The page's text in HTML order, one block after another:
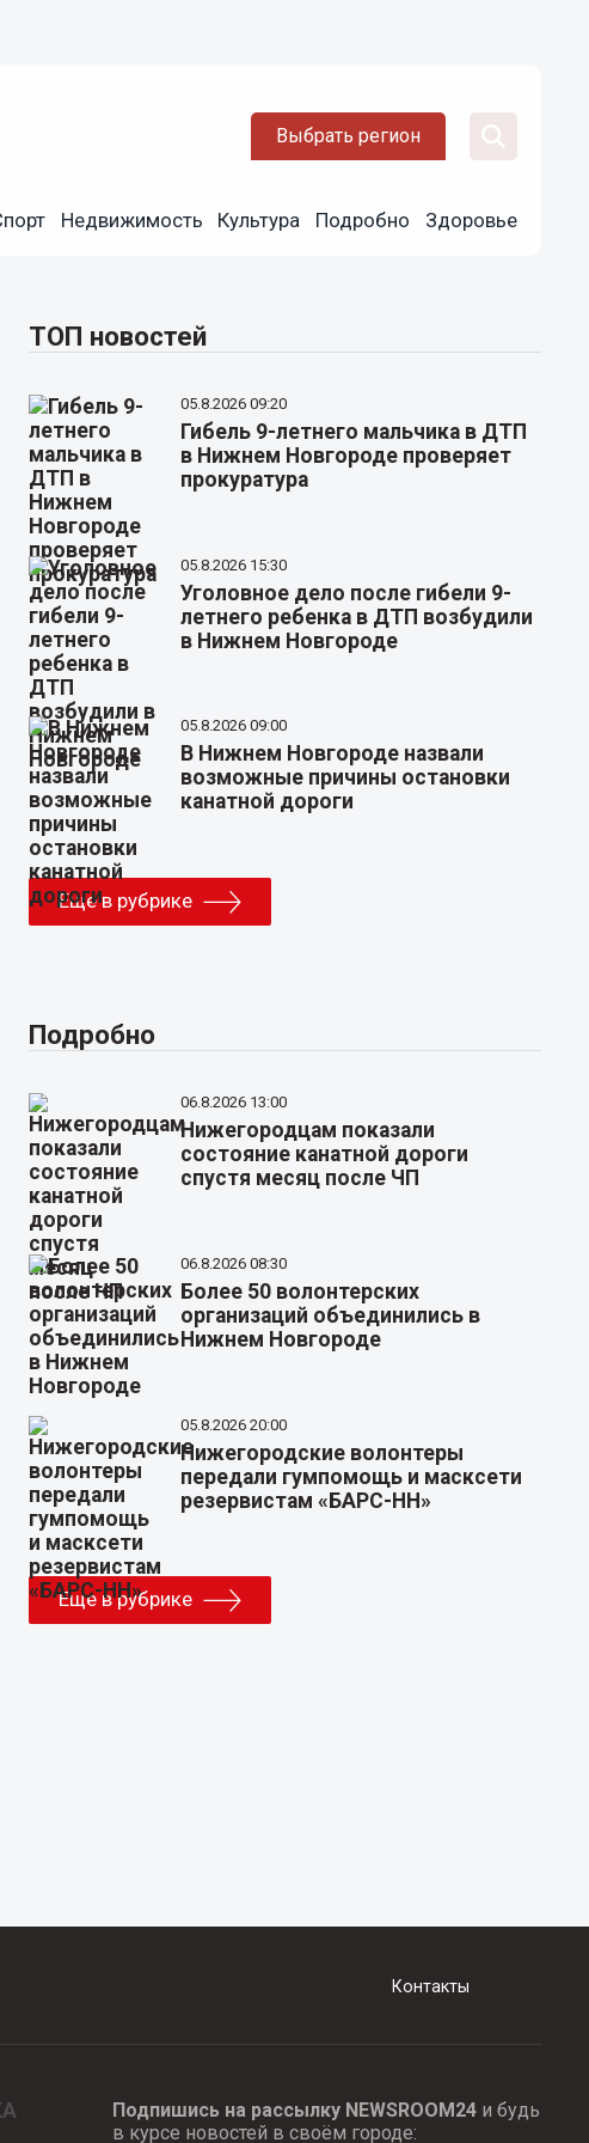
Выбрать регион
Недвижимость Культура Подробно Здоровье
ТОП новостей
05.8.2026 09:20
Гибель 9-летнего мальчика в ДТП
в Нижнем Новгороде проверяет
прокуратура
05.8.2026 15:30
Уголовное дело после гибели 9-
летнего ребенка в ДТП возбудили
в Нижнем Новгороде
05.8.2026 09:00
В Нижнем Новгороде назвали
возможные причины остановки
канатной дороги
Еще в рубрике
Подробно
06.8.2026 13:00
Нижегородцам показали
состояние канатной дороги
спустя месяц после ЧП
06.8.2026 08:30
Более 50 волонтерских
организаций объединились в
Нижнем Новгороде
05.8.2026 20:00
Нижегородские волонтеры
передали гумпомощь и масксети
резервистам «БАРС-НН»
Еще в рубрике
Контакты
Подпишись на рассылку NEWSROOM24и будь
в курсе новостей в своём городе: